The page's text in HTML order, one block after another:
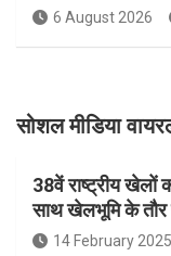
6 August 2026
सोशल मीडिया
38वें राष्ट्रीय खेलों
साथ खेलभूमि के तौर
14 February 2025